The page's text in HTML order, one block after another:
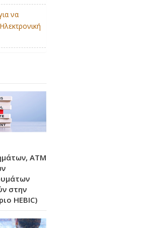
να
ATM
στην
HEBIC)